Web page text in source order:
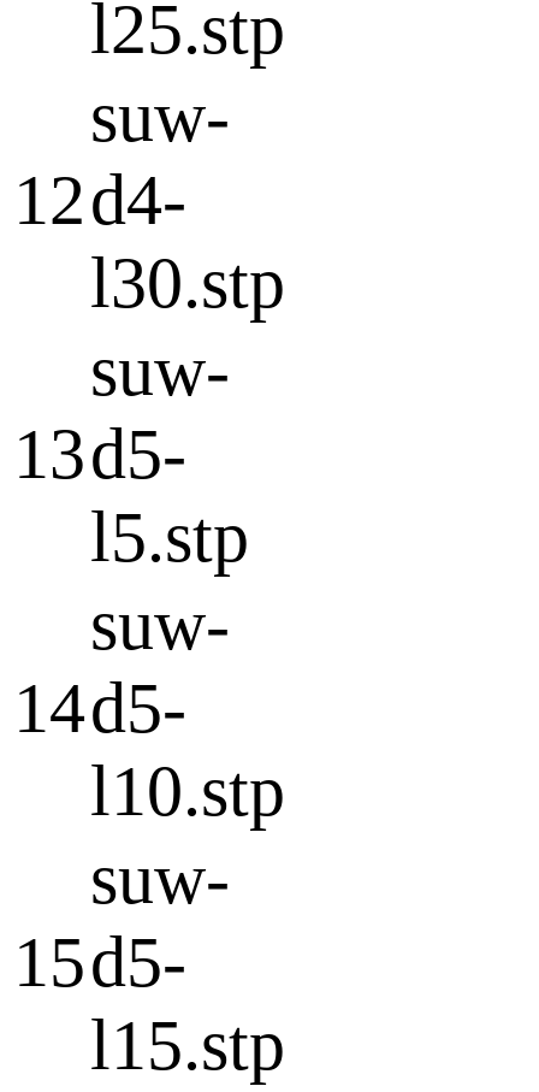
l25.stp
12
suw-
d4-
l30.stp
13
suw-
d5-
l5.stp
14
suw-
d5-
l10.stp
15
suw-
d5-
l15.stp